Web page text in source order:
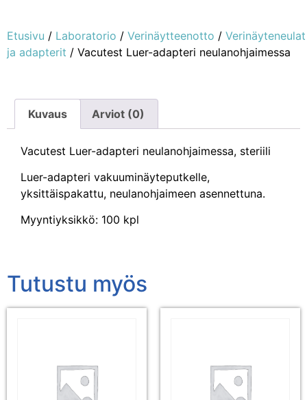
Etusivu / Laboratorio / Verinäytteenotto / Verinäyteneulat
ja adapterit / Vacutest Luer-adapteri neulanohjaimessa
Kuvaus Arviot (0)
Vacutest Luer-adapteri neulanohjaimessa, steriili
Luer-adapteri vakuuminäyteputkelle,
yksittäispakattu, neulanohjaimeen asennettuna.
Myyntiyksikkö: 100 kpl
Tutustu myös